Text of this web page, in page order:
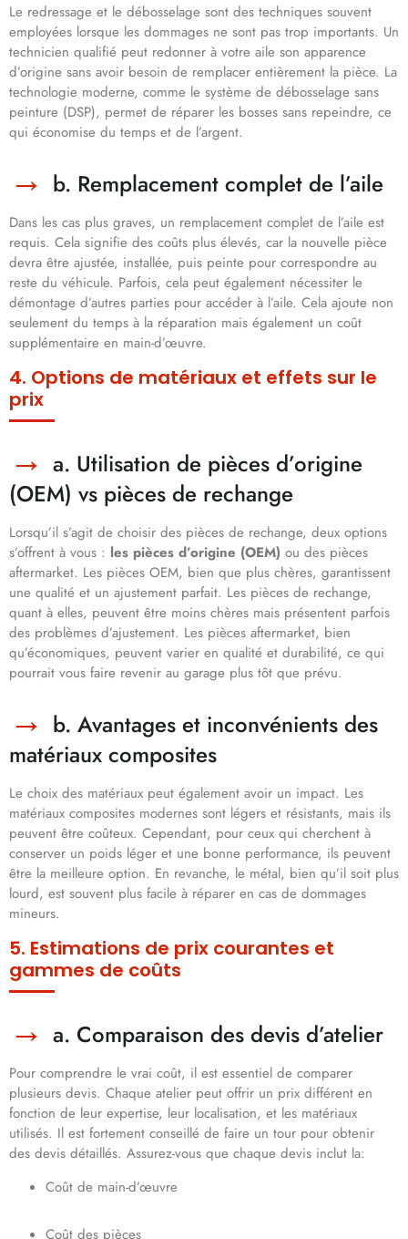
Le redressage et le débosselage sont des techniques souvent
employées lorsque les dommages ne sont pas trop importants. Un
technicien qualifié peut redonner à votre aile son apparence
d’origine sans avoir besoin de remplacer entièrement la pièce. La
technologie moderne, comme le système de débosselage sans
peinture (DSP), permet de réparer les bosses sans repeindre, ce
qui économise du temps et de l’argent.
b. Remplacement complet de l’aile
Dans les cas plus graves, un remplacement complet de l’aile est
requis. Cela signifie des coûts plus élevés, car la nouvelle pièce
devra être ajustée, installée, puis peinte pour correspondre au
reste du véhicule. Parfois, cela peut également nécessiter le
démontage d’autres parties pour accéder à l’aile. Cela ajoute non
seulement du temps à la réparation mais également un coût
supplémentaire en main-d’œuvre.
4. Options de matériaux et effets sur le
prix
a. Utilisation de pièces d’origine
(OEM) vs pièces de rechange
Lorsqu’il s’agit de choisir des pièces de rechange, deux options
s’offrent à vous : les pièces d’origine (OEM) ou des pièces
aftermarket. Les pièces OEM, bien que plus chères, garantissent
une qualité et un ajustement parfait. Les pièces de rechange,
quant à elles, peuvent être moins chères mais présentent parfois
des problèmes d’ajustement. Les pièces aftermarket, bien
qu’économiques, peuvent varier en qualité et durabilité, ce qui
pourrait vous faire revenir au garage plus tôt que prévu.
b. Avantages et inconvénients des
matériaux composites
Le choix des matériaux peut également avoir un impact. Les
matériaux composites modernes sont légers et résistants, mais ils
peuvent être coûteux. Cependant, pour ceux qui cherchent à
conserver un poids léger et une bonne performance, ils peuvent
être la meilleure option. En revanche, le métal, bien qu’il soit plus
lourd, est souvent plus facile à réparer en cas de dommages
mineurs.
5. Estimations de prix courantes et
gammes de coûts
a. Comparaison des devis d’atelier
Pour comprendre le vrai coût, il est essentiel de comparer
plusieurs devis. Chaque atelier peut offrir un prix différent en
fonction de leur expertise, leur localisation, et les matériaux
utilisés. Il est fortement conseillé de faire un tour pour obtenir
des devis détaillés. Assurez-vous que chaque devis inclut la:
Coût de main-d’œuvre
Coût des pièces